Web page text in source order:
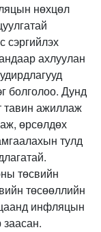
нөхцөл
сэргийлэх
ахлуулан
болголоо. Дунд
тавин ажиллаж
өрсөлдөх
тулд
төсвийн
төсөөллийн
инфляцын